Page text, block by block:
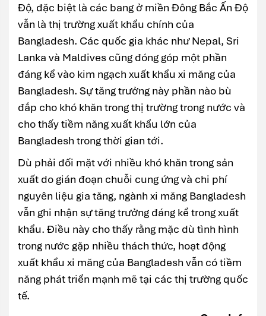
Độ, đặc biệt là các bang ở miền Đông Bắc Ấn Độ
vẫn là thị trường xuất khẩu chính của
Bangladesh. Các quốc gia khác như Nepal, Sri
Lanka và Maldives cũng đóng góp một phần
đáng kể vào kim ngạch xuất khẩu xi măng của
Bangladesh. Sự tăng trưởng này phần nào bù
đắp cho khó khăn trong thị trường trong nước và
cho thấy tiềm năng xuất khẩu lớn của
Bangladesh trong thời gian tới.
Dù phải đối mặt với nhiều khó khăn trong sản
xuất do gián đoạn chuỗi cung ứng và chi phí
nguyên liệu gia tăng, ngành xi măng Bangladesh
vẫn ghi nhận sự tăng trưởng đáng kể trong xuất
khẩu. Điều này cho thấy rằng mặc dù tình hình
trong nước gặp nhiều thách thức, hoạt động
xuất khẩu xi măng của Bangladesh vẫn có tiềm
năng phát triển mạnh mẽ tại các thị trường quốc
tế.